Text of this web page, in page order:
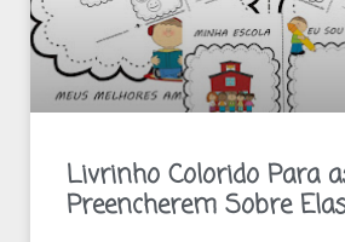
Livrinho Colorido Para
Preencherem Sobre